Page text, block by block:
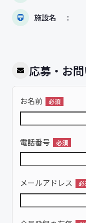
施設名
応募・お
お名前 必須
電話番号 必須
メールアドレス 必